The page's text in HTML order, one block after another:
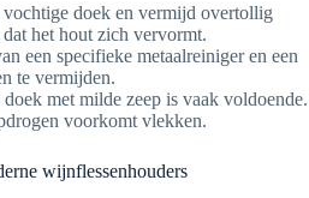
doek en vermijd overtollig
het hout zich vervormt.
een specifieke metaalreiniger en een
te vermijden.
met milde zeep is vaak voldoende.
voorkomt vlekken.
wijnflessenhouders